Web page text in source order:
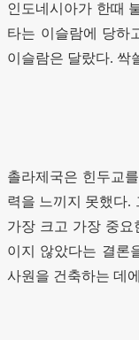
인도네시아가 한때
타는 이슬람에 당하
이슬람은 달랐다. 싹
촐라제국은 힌두교
력을 느끼지 못했다.
가장 크고 가장 중요
이지 않았다는 결론
사원을 건축하는 데